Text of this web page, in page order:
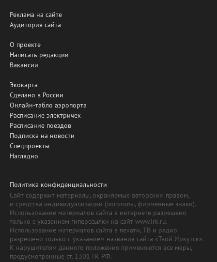
Реклама на сайте
Аудитория сайта
О проекте
Написать редакции
Вакансии
Экокарта
Сделано в России
Онлайн-табло аэропорта
Расписание электричек
Расписание поездов
Подписка на новости
Спецпроекты
Наглядно
Политика конфиденциальности
Сайт содержит материалы, охраняемые авторским правом,
и средства индивидуализации (логотипы, фирменные знаки).
Использование материалов сайта в интернете разрешено
только с указанием гиперссылки на сайт www.irk.ru.
Использование материалов сайта в печати, ТВ и радио
разрешено только с указанием названия сайта «Твой Иркутск».
К нарушителям данного положения применяются все меры,
предусмотренные ст. 1301 ГК РФ.